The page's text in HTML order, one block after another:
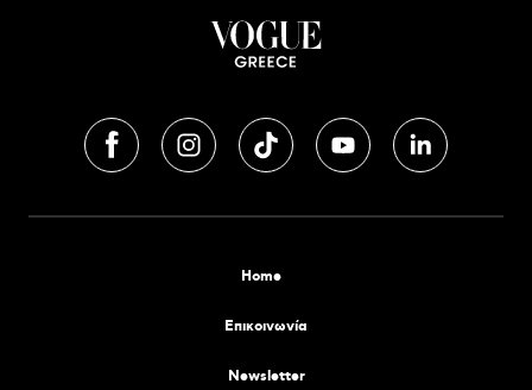
Home
Επικοινωνία
Newsletter